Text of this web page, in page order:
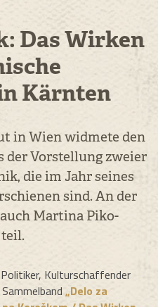
Das Wirken
Kärnten
in Wien widmete den
der Vorstellung zweier
die im Jahr seines
sind. An der
Martina Piko-
Kulturschaffender
„Delo za